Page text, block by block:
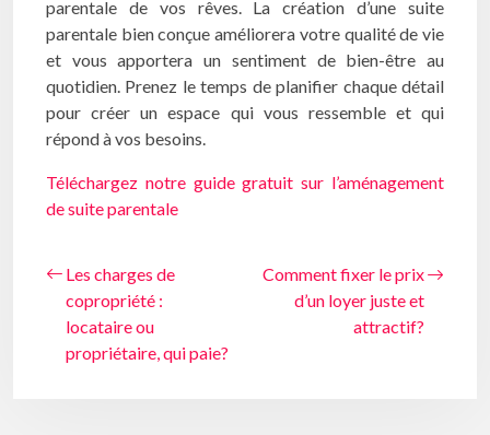
parentale de vos rêves. La création d’une suite
parentale bien conçue améliorera votre qualité de vie
et vous apportera un sentiment de bien-être au
quotidien. Prenez le temps de planifier chaque détail
pour créer un espace qui vous ressemble et qui
répond à vos besoins.
Téléchargez notre guide gratuit sur l’aménagement
de suite parentale
Les charges de
copropriété :
locataire ou
propriétaire, qui paie?
Comment fixer le prix
d’un loyer juste et
attractif?